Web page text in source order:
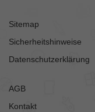
Sitemap
Sicherheitshinweise
Datenschutzerklärung
AGB
Kontakt